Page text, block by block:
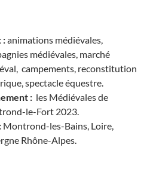
:animations médiévales,
médiévales, marché
campements, reconstitution
spectacle équestre.
: les Médiévales de
le-Fort 2023.
Montrond-les-Bains, Loire,
Rhône-Alpes.